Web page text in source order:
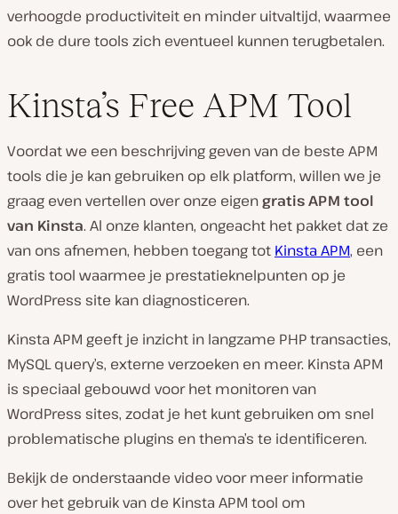
verhoogde productiviteit en minder uitvaltijd, waarmee
ook de dure tools zich eventueel kunnen terugbetalen.
Kinsta’s Free APM Tool
Voordat we een beschrijving geven van de beste APM
tools die je kan gebruiken op elk platform, willen we je
graag even vertellen over onze eigengratis APM tool
van Kinsta. Al onze klanten, ongeacht het pakket dat ze
van ons afnemen, hebben toegang tot Kinsta APM, een
gratis tool waarmee je prestatieknelpunten op je
WordPress site kan diagnosticeren.
Kinsta APM geeft je inzicht in langzame PHP transacties,
MySQL query’s, externe verzoeken en meer. Kinsta APM
is speciaal gebouwd voor het monitoren van
WordPress sites, zodat je het kunt gebruiken om snel
problematische plugins en thema’s te identificeren.
Bekijk de onderstaande video voor meer informatie
over het gebruik van de Kinsta APM tool om